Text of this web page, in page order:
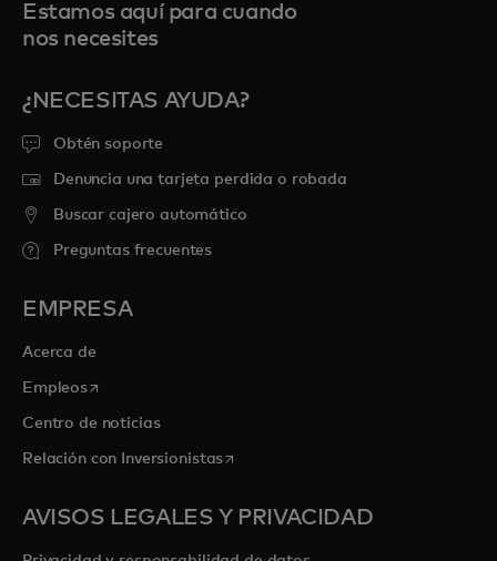
Estamos aquí para cuando
nos necesites
¿NECESITAS AYUDA?
Obtén soporte
Denuncia una tarjeta perdida o robada
Buscar cajero automático
Preguntas frecuentes
EMPRESA
Acerca de
Empleosse abre en una pestaña nueva
Centro de noticias
Relación con Inversionistasse abre en una pestaña nueva
AVISOS LEGALES Y PRIVACIDAD